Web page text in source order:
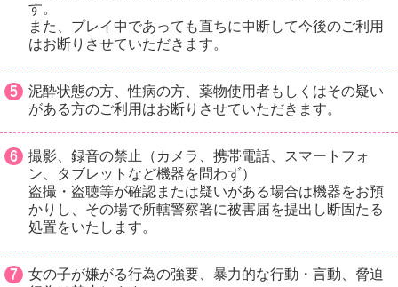
す。
また、プレイ中であっても直ちに中断して今後のご利用
はお断りさせていただきます。
泥酔状態の方、性病の方、薬物使用者もしくはその疑い
がある方のご利用はお断りさせていただきます。
撮影、録音の禁止（カメラ、携帯電話、スマートフォ
ン、タブレットなど機器を問わず）
盗撮・盗聴等が確認または疑いがある場合は機器をお預
かりし、その場で所轄警察署に被害届を提出し断固たる
処置をいたします。
女の子が嫌がる行為の強要、暴力的な行動・言動、脅迫